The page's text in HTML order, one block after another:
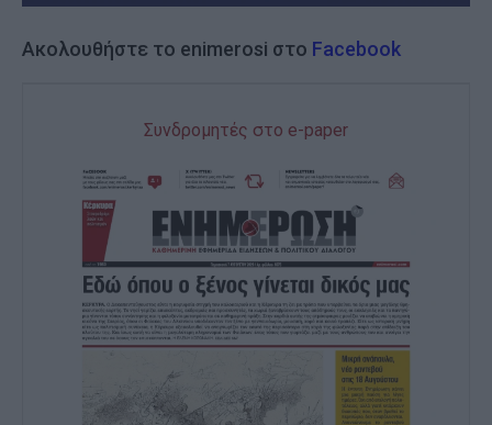
Ακολουθήστε το enimerosi στο Facebook
Συνδρομητές στο e-paper